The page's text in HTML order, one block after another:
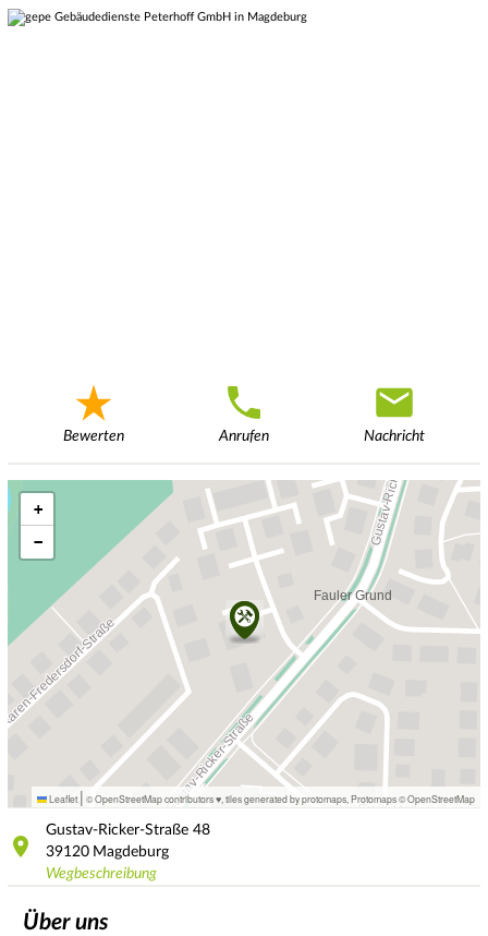
Bewerten Anrufen Nachricht
+
−
Leaflet | © OpenStreetMap contributors ♥, tiles generated by protomaps Protomaps©OpenStreetMap
Gustav-Ricker-Straße 48
39120 Magdeburg
Wegbeschreibung
Über uns